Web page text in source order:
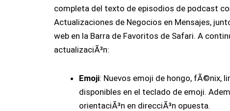
completa del texto de episodios de podcast
Actualizaciones de Negocios en Mensajes,
web en la Barra de Favoritos de Safari. A
actualizaciÃ³n:
Emoji: Nuevos emoji de hongo, fÃ©nix,
disponibles en el teclado de emoji.
orientaciÃ³n en direcciÃ³n opuesta.